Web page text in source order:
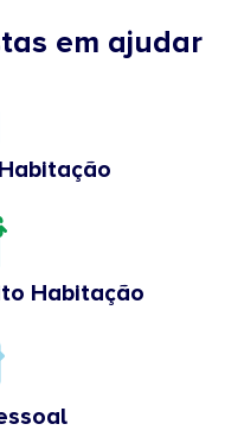
em ajudar
Habitação